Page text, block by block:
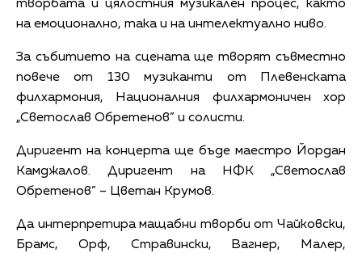
творбата и цялостния музикален процес, както
на емоционално, така и на интелектуално ниво.
За събитието на сцената ще творят съвместно
повече от 130 музиканти от Плевенската
филхармония, Националния филхармоничен хор
„Светослав Обретенов” и солисти.
Диригент на концерта ще бъде маестро Йордан
Камджалов. Диригент на НФК „Светослав
Обретенов” – Цветан Крумов.
Да интерпретира мащабни творби от Чайковски,
Брамс, Орф, Стравински, Вагнер, Малер,